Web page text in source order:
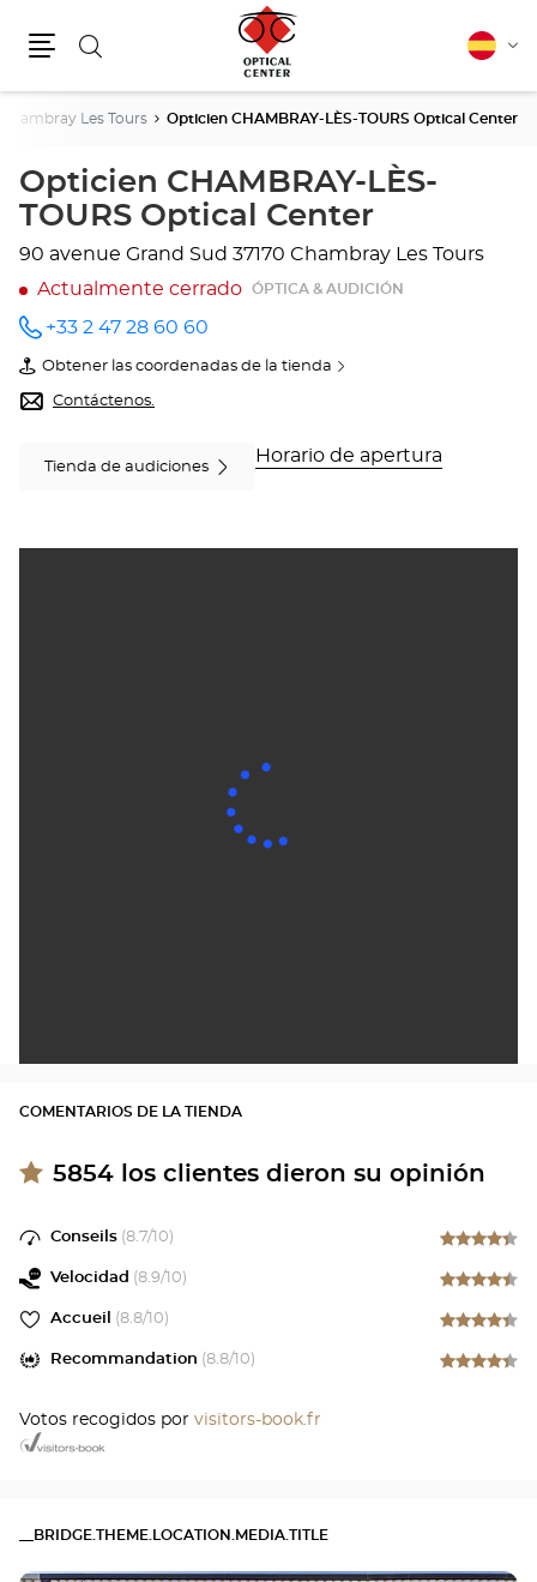
Buscar Español
Chambray Les Tours Opticien CHAMBRAY-LÈS-TOURS Optical Center
Opticien CHAMBRAY-LÈS-
TOURS Optical Center
90 avenue Grand Sud 37170 Chambray Les Tours
Actualmente cerrado
ÓPTICA & AUDICIÓN
número
de
teléfono
+33 2 47 28 60 60
Obtener las coordenadas de la tienda
de
Opticien
CHAMBRAY-
Optical
Contáctenos.
Tienda de audiciones
Horario de apertura
COMENTARIOS DE LA TIENDA
5854 los clientes dieron su opinión
Conseils (8.7/10)
Velocidad (8.9/10)
Accueil (8.8/10)
Recommandation (8.8/10)
Votos recogidos por visitors-book.fr
__BRIDGE.THEME.LOCATION.MEDIA.TITLE